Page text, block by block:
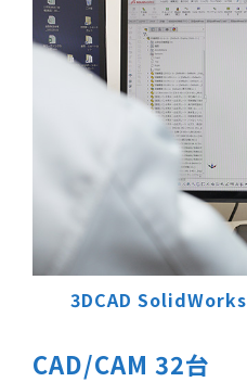
3DCAD SolidWorks
CAD/CAM 32台